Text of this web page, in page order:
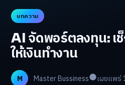
บทความ
AI จัดพอร์ตลงทุน: เ
ให้เงินทำงาน
M Master Bussiness
เผยแพร่